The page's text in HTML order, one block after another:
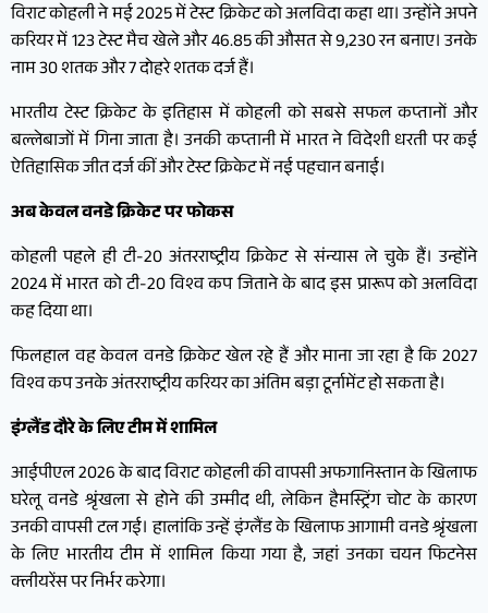
विराट कोहली ने मई 2025 में टेस्ट क्रिकेट को अलविदा कहा था। उन्होंने अपने
करियर में 123 टेस्ट मैच खेले और 46.85 की औसत से 9,230 रन बनाए। उनके
नाम 30 शतक और 7 दोहरे शतक दर्ज हैं।
भारतीय टेस्ट क्रिकेट के इतिहास में कोहली को सबसे सफल कप्तानों और
बल्लेबाजों में गिना जाता है। उनकी कप्तानी में भारत ने विदेशी धरती पर कई
ऐतिहासिक जीत दर्ज कीं और टेस्ट क्रिकेट में नई पहचान बनाई।
अब केवल वनडे क्रिकेट पर फोकस
कोहली पहले ही टी-20 अंतरराष्ट्रीय क्रिकेट से संन्यास ले चुके हैं। उन्होंने
2024 में भारत को टी-20 विश्व कप जिताने के बाद इस प्रारूप को अलविदा
कह दिया था।
फिलहाल वह केवल वनडे क्रिकेट खेल रहे हैं और माना जा रहा है कि 2027
विश्व कप उनके अंतरराष्ट्रीय करियर का अंतिम बड़ा टूर्नामेंट हो सकता है।
इंग्लैंड दौरे के लिए टीम में शामिल
आईपीएल 2026 के बाद विराट कोहली की वापसी अफगानिस्तान के खिलाफ
घरेलू वनडे श्रृंखला से होने की उम्मीद थी, लेकिन हैमस्ट्रिंग चोट के कारण
उनकी वापसी टल गई। हालांकि उन्हें इंग्लैंड के खिलाफ आगामी वनडे श्रृंखला
के लिए भारतीय टीम में शामिल किया गया है, जहां उनका चयन फिटनेस
क्लीयरेंस पर निर्भर करेगा।